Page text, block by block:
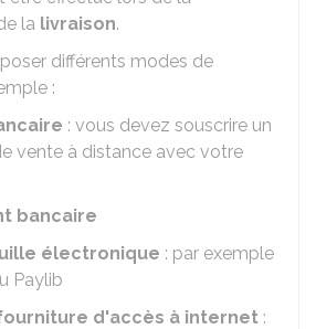
la livraison.
différents modes de
:
: vous devez souscrire un
vente à distance avec votre
bancaire
électronique : par exemple
Paylib
fourniture d'accès à internet :